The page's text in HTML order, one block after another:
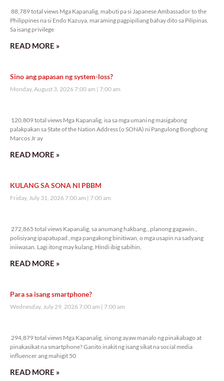
88,789 total views Mga Kapanalig, mabuti pa si Japanese Ambassador to the
Philippines na si Endo Kazuya, maraming pagpipiliang bahay dito sa Pilipinas.
Sa isang privilege
READ MORE »
Sino ang papasan ng system-loss?
Monday, August 3, 2026 7:00 am 7:00 am
120,809 total views Mga Kapanalig, isa sa mga umani ng masigabong
palakpakan sa State of the Nation Address (o SONA) ni Pangulong Bongbong
Marcos Jr ay
READ MORE »
KULANG SA SONA NI PBBM
Friday, July 31, 2026 7:00 am 7:00 am
272,865 total views Kapanalig, sa anumang hakbang., planong gagawin.,
polisiyang ipapatupad.,mga pangakong binitiwan, o mga usapin na sadyang
iniiwasan. Lagi itong may kulang. Hindi ibig sabihin,
READ MORE »
Para sa isang smartphone?
Wednesday, July 29, 2026 7:00 am 7:00 am
294,879 total views Mga Kapanalig, sinong ayaw manalo ng pinakabago at
pinakasikat na smartphone? Ganito inakit ng isang sikat na social media
influencer ang mahigit 50
READ MORE »